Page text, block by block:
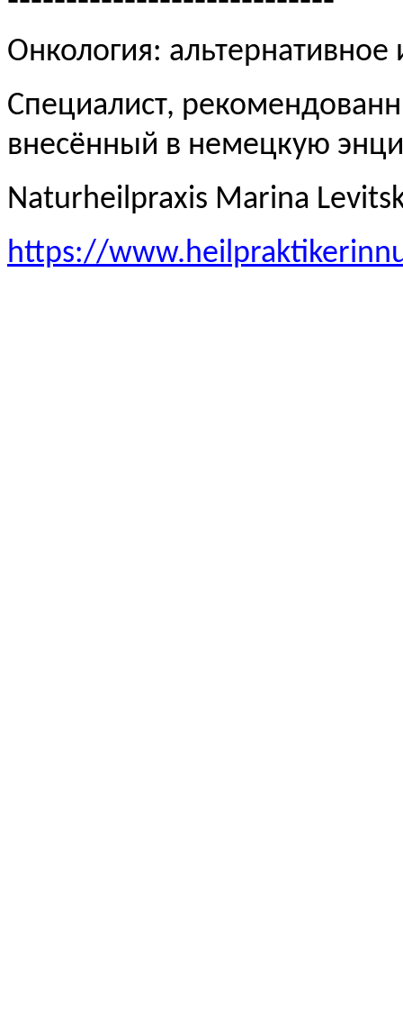
Онкология:
Специалист,
внесённый в немецкую
Naturheilpraxis Marina
https://